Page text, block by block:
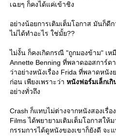
เฉยๆ ก็คงได้แค่เข้าชิง
อย่างน้อยการเติมเต็มโอกาส มันก็ดี
ไม่ได้ทำอะไร ใช่มั้ย??
ไม่งั้น ก็คงเกิดกรณี "ถูกมองข้าม" เห
Annette Benning ที่พลาดออสการ์ด
ว่าอย่างหนังเรื่อง Frida ที่พลาดหนัง
ก่อน เพียงเพราะว่า หนังฟอร์มเล็กเกิ
อย่างทั่วถึง
Crash ก็แทบไม่ต่างจากหนังสองเรื่อ
Films ได้พยายามเติมเต็มโอกาสให้
กรรมการได้ดูหนังของเขาก็ยังดี จ